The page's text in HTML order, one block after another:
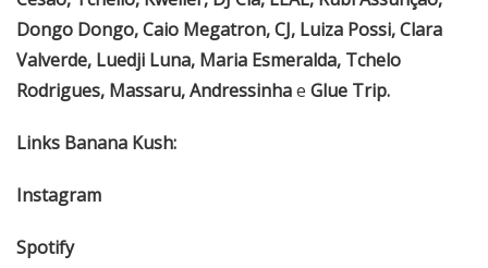
Dongo Dongo, Caio Megatron, CJ, Luiza Possi, Clara
Valverde, Luedji Luna, Maria Esmeralda, Tchelo
Rodrigues, Massaru, Andressinhae Glue Trip.
Links Banana Kush:
Instagram
Spotify